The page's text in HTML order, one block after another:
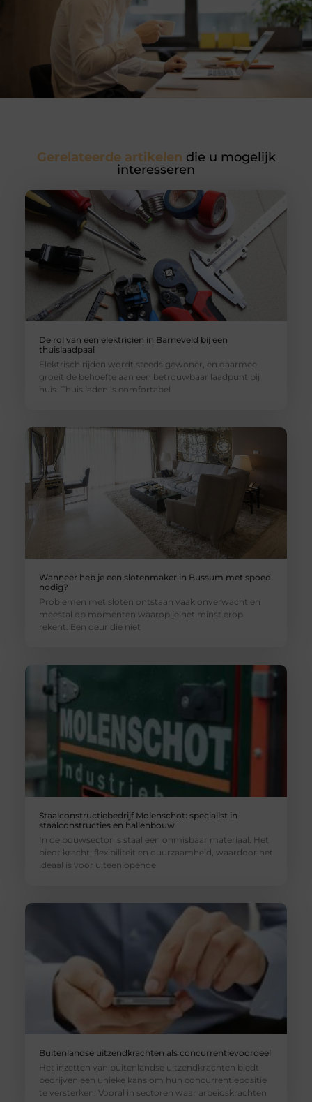
Gerelateerde artikelen die u mogelijk
interesseren
De rol van een elektricien in Barneveld bij een
thuislaadpaal
Elektrisch rijden wordt steeds gewoner, en daarmee
groeit de behoefte aan een betrouwbaar laadpunt bij
huis. Thuis laden is comfortabel
Wanneer heb je een slotenmaker in Bussum met spoed
nodig?
Problemen met sloten ontstaan vaak onverwacht en
meestal op momenten waarop je het minst erop
rekent. Een deur die niet
Staalconstructiebedrijf Molenschot: specialist in
staalconstructies en hallenbouw
In de bouwsector is staal een onmisbaar materiaal. Het
biedt kracht, flexibiliteit en duurzaamheid, waardoor het
ideaal is voor uiteenlopende
Buitenlandse uitzendkrachten als concurrentievoordeel
Het inzetten van buitenlandse uitzendkrachten biedt
bedrijven een unieke kans om hun concurrentiepositie
te versterken. Vooral in sectoren waar arbeidskrachten